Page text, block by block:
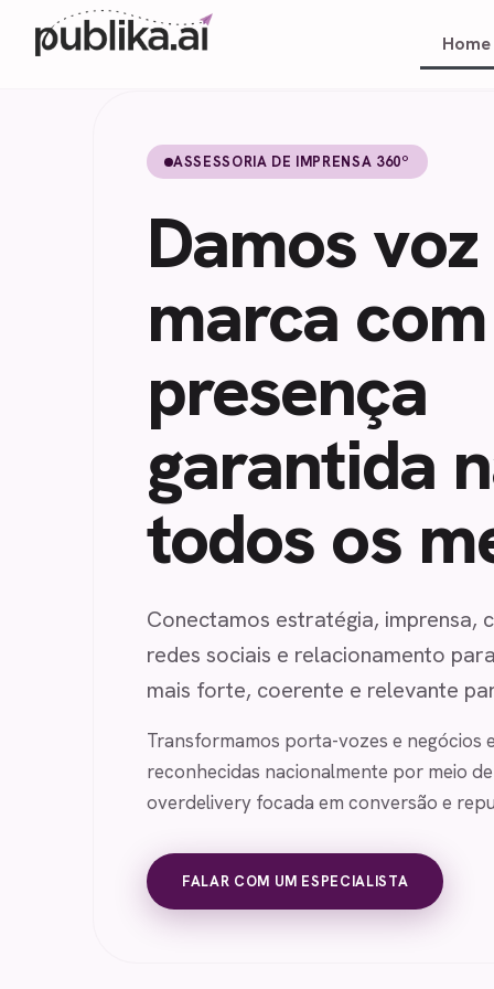
Home
ASSESSORIA DE IMPRENSA 360º
Damos
marca com
presença
garantida
todos os
Conectamos estratégia, imprensa,
redes sociais e relacionamento
mais forte, coerente e relevante
Transformamos porta-vozes e negócios
reconhecidas nacionalmente por meio
overdelivery focada em conversão e
FALAR COM UM ESPECIALISTA